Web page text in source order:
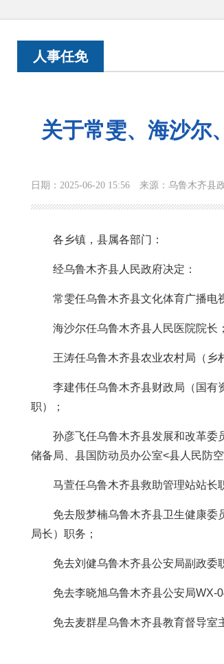
人事任免
关于常雯、海沙尔
日期：2025-06-20 15:56 来源：乌鲁木齐县
各乡镇，县属各部门：
经乌鲁木齐县人民政府决定：
常雯任乌鲁木齐县文化体育广播电
海沙尔任乌鲁木齐县人民医院院长；
王涛任乌鲁木齐县农业农村局（乡
李建伟任乌鲁木齐县财政局（国有
职）；
孙彦飞任乌鲁木齐县发展和改革委
储备局、县国防动员办公室<县人民防
马萱任乌鲁木齐县救助管理站站长
免去殷梦楠乌鲁木齐县卫生健康委
局长）职务；
免去刘健乌鲁木齐县公安局副政委
免去李晓旭乌鲁木齐县公安局WX-
免去麦群星乌鲁木齐县教育督导室